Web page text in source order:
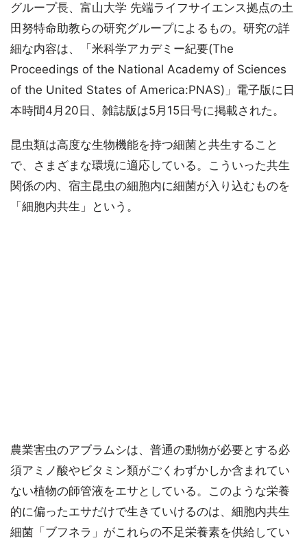
グループ長、富山大学 先端ライフサイエンス拠点の土
田努特命助教らの研究グループによるもの。研究の詳
細な内容は、「米科学アカデミー紀要(The
Proceedings of the National Academy of Sciences
of the United States of America:PNAS)」電子版に日
本時間4月20日、雑誌版は5月15日号に掲載された。
昆虫類は高度な生物機能を持つ細菌と共生すること
で、さまざまな環境に適応している。こういった共生
関係の内、宿主昆虫の細胞内に細菌が入り込むものを
「細胞内共生」という。
農業害虫のアブラムシは、普通の動物が必要とする必
須アミノ酸やビタミン類がごくわずかしか含まれてい
ない植物の師管液をエサとしている。このような栄養
的に偏ったエサだけで生きていけるのは、細胞内共生
細菌「ブフネラ」がこれらの不足栄養素を供給してい